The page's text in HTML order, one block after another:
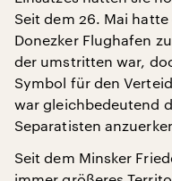
Seit dem 26. Mai
Donezker Flughafen
der umstritten war,
Symbol für den
war gleichbedeutend
Separatisten
Seit dem Minsker